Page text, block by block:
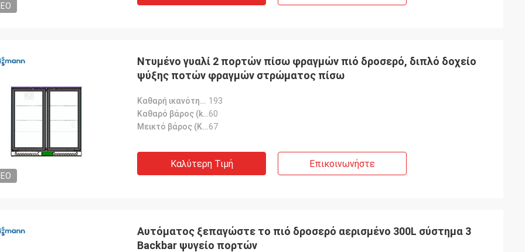
Ντυμένο γυαλί 2 πορτών πίσω φραγμών πιό δροσερό, διπλό δοχείο
ψύξης ποτών φραγμών στρώματος πίσω
Καθαρή ικανότητα (λ): 193
Καθαρό βάρος (kg):60
Μεικτό βάρος (KG):67
Καλύτερη Τιμή Επικοινωνήστε
Αυτόματος ξεπαγώστε το πιό δροσερό αερισμένο 300L σύστημα 3
Backbar ψυγείο πορτών